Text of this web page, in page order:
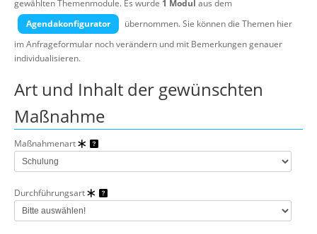
Über uns
Suche
gewählten Themenmodule. Es wurde 1 Modul aus dem
Agendakonfigurator
übernommen. Sie können die Themen hier
im Anfrageformular noch verändern und mit Bemerkungen genauer
individualisieren.
Art und Inhalt der gewünschten
Maßnahme
Maßnahmenart
Durchführungsart